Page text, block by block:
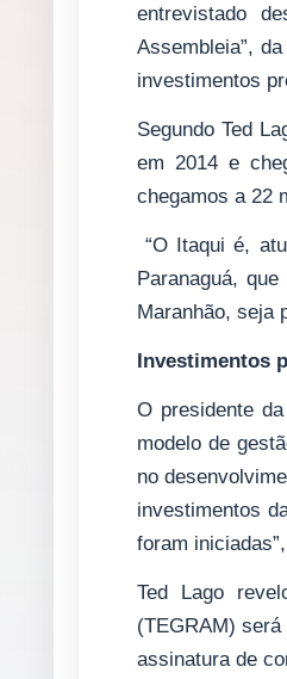
entrevistado
Assembleia”,
investimentos
Segundo Ted
em 2014 e
chegamos a 22
“O Itaqui é,
Paranaguá,
Maranhão, seja
Investimentos
O presidente
modelo de
no
investimentos
foram
Ted Lago
(TEGRAM)
assinatura de